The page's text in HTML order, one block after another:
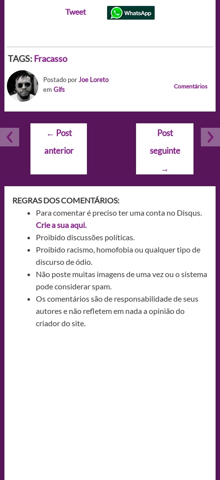
Tweet
TAGS: Fracasso
Postado porJoe Loreto
em Gifs Comentários
Navegação
Post
← Post
anterior
Post
seguinte
→
REGRAS DOS COMENTÁRIOS:
Para comentar é preciso ter uma conta no Disqus.
Crie a sua aqui.
Proibido discussões políticas.
Proibido racismo, homofobia ou qualquer tipo de
discurso de ódio.
Não poste muitas imagens de uma vez ou o sistema
pode considerar spam.
Os comentários são de responsabilidade de seus
autores e não refletem em nada a opinião do
criador do site.